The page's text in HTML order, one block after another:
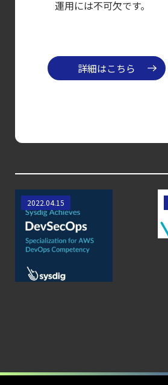
攻撃者視点でクラ
年に脅威の状況を
4 つの側面
AI
モデルの破壊を目
ブログを更新しまし
Workload
CNAPP選定ガイド
運用には不可欠です。
詳細はこちら
SysdigはAWS
DevOpsコンピテン
シーの中でAWS
DevSecOps
2022.04.15